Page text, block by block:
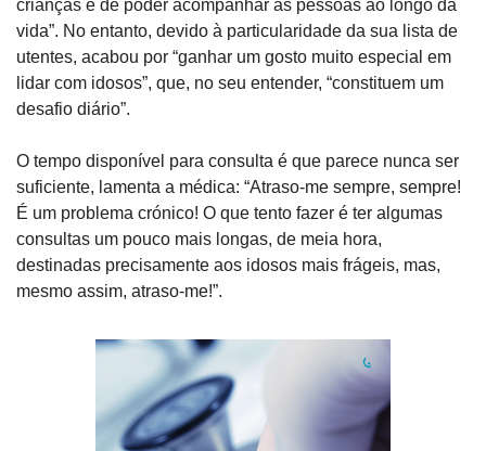
crianças e de poder acompanhar as pessoas ao longo da
vida”. No entanto, devido à particularidade da sua lista de
utentes, acabou por “ganhar um gosto muito especial em
lidar com idosos”, que, no seu entender, “constituem um
desafio diário”.
O tempo disponível para consulta é que parece nunca ser
suficiente, lamenta a médica: “Atraso-me sempre, sempre!
É um problema crónico! O que tento fazer é ter algumas
consultas um pouco mais longas, de meia hora,
destinadas precisamente aos idosos mais frágeis, mas,
mesmo assim, atraso-me!”.